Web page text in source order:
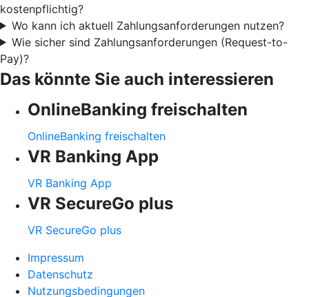
kostenpflichtig?
Wo kann ich aktuell Zahlungsanforderungen nutzen?
Wie sicher sind Zahlungsanforderungen (Request-to-
Pay)?
Das könnte Sie auch interessieren
OnlineBanking freischalten
OnlineBanking freischalten
VR Banking App
VR Banking App
VR SecureGo plus
VR SecureGo plus
Impressum
Datenschutz
Nutzungsbedingungen